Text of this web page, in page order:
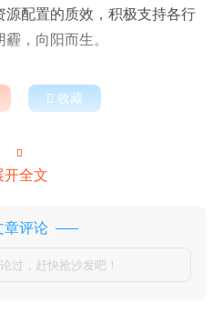
配置的质效，积极支持各行
，向阳而生。
 收藏

开全文
章评论
过，赶快抢沙发吧！